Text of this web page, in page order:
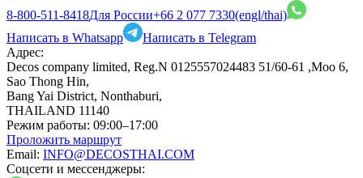
8-800-511-8418Для России+66 2 077 7330(engl/thai)
Написать в Whatsapp
Написать в Telegram
Адрес:
Decos company limited, Reg.N 0125557024483 51/60-61 ,Moo 6,
Sao Thong Hin,
Bang Yai District, Nonthaburi,
THAILAND 11140
Режим работы: 09:00–17:00
Проложить маршрут
Email: INFO@DECOSTHAI.COM
Соцсети и мессенджеры: